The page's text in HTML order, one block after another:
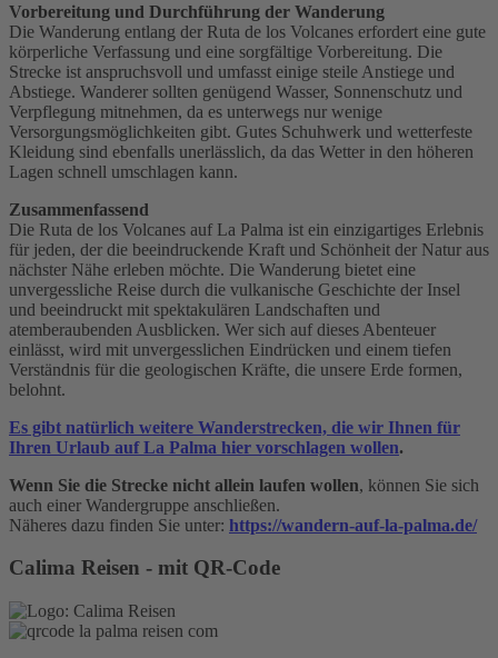
Vorbereitung und Durchführung der Wanderung
Die Wanderung entlang der Ruta de los Volcanes erfordert eine gute
körperliche Verfassung und eine sorgfältige Vorbereitung. Die
Strecke ist anspruchsvoll und umfasst einige steile Anstiege und
Abstiege. Wanderer sollten genügend Wasser, Sonnenschutz und
Verpflegung mitnehmen, da es unterwegs nur wenige
Versorgungsmöglichkeiten gibt. Gutes Schuhwerk und wetterfeste
Kleidung sind ebenfalls unerlässlich, da das Wetter in den höheren
Lagen schnell umschlagen kann.
Zusammenfassend
Die Ruta de los Volcanes auf La Palma ist ein einzigartiges Erlebnis
für jeden, der die beeindruckende Kraft und Schönheit der Natur aus
nächster Nähe erleben möchte. Die Wanderung bietet eine
unvergessliche Reise durch die vulkanische Geschichte der Insel
und beeindruckt mit spektakulären Landschaften und
atemberaubenden Ausblicken. Wer sich auf dieses Abenteuer
einlässt, wird mit unvergesslichen Eindrücken und einem tiefen
Verständnis für die geologischen Kräfte, die unsere Erde formen,
belohnt.
Es gibt natürlich weitere Wanderstrecken, die wir Ihnen für
Ihren Urlaub auf La Palma hier vorschlagen wollen.
Wenn Sie die Strecke nicht allein laufen wollen, können Sie sich
auch einer Wandergruppe anschließen.
Näheres dazu finden Sie unter: https://wandern-auf-la-palma.de/
Calima Reisen - mit QR-Code